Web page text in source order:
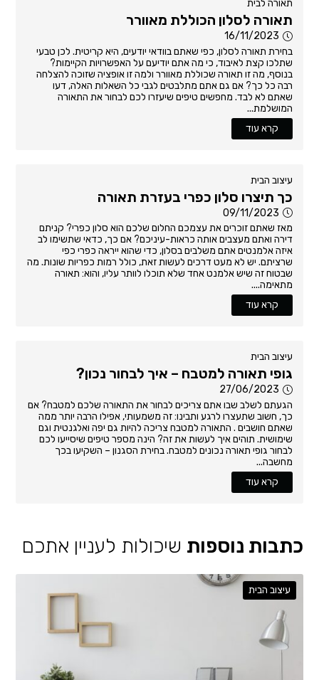
תאורה לבית
תאורה לסלון הכוללת מאוורר
16/11/2023
בחירת תאורה לסלון, כפי שאתם בוודאי יודעים, היא קריטית. לכן טבעי
שתלכו קצת לאיבוד, כי מה אתם יודיעם על האפשרויות הקיימות?
בנוסף, מה זו תאורה שכוללת מאוורר ולמה זו אופציה שזוכה להצלחה
רבה כל כך? אם גם אתם מתלבטים לגבי כל השאלות האלה, דעו
שאתם לא לבד. מחפשים טיפים שיעזרו לכם לבחור את התאורה
המושלמת...
קרא עוד
עיצוב הבית
כך תיצרו סלון כפרי בעזרת תאורה
09/11/2023
מאז שאתם זוכרים את עצמכם החלום שלכם הוא סלון כפרי? קניתם
דירה ואתם מעצבים אותה כראות-עיניכם? אם כך, כדאי שתשימו לב
איזה אלמנטים אתם משלבים בסלון, כדי שהוא ייראה כפרי כפי
שרציתם. יש לא מעט דרכים לעשות זאת, כולל רמות כפריות שונות. מה
שבטוח זה שיש אלמנט אחד שלא תוכלו לוותר עליו, והוא: תאורה
מתאימה....
קרא עוד
עיצוב הבית
גופי תאורה למטבח – איך לבחור נכון?
27/06/2023
הגעתם לשלב שבו אתם צריכים לבחור את התאורה שלכם למטבח? אם
כך, חשוב שתעצרו לרגע ותבינו: זה משמעותי, אפילו הרבה יותר ממה
שאתם חושבים . התאורה למטבח צריכה להיות גם יפה ואלגנטית וגם
שימושית. תוהים איך לעשות את זה? הינה מספר טיפים שיסייעו לכם
לבחור גופי תאורה נכונים למטבח. בחירת הסגנון – השקיעו בכך
מחשבה...
קרא עוד
כתבות נוספות שיכולות לעניין אתכם
עיצוב הבית